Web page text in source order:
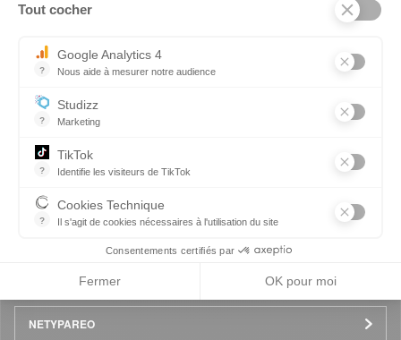
Tout cocher
?
Google Analytics 4
Nous aide à mesurer notre audience
?
Studizz
Marketing
?
TikTok
Identifie les visiteurs de TikTok
?
Cookies Technique
Il s'agit de cookies nécessaires à l'utilisation du site
Consentements certifiés par
Fermer OK pour moi
Menu
Pied
de
page
ESPACE ENTREPRISE
NOS FORMATIONS
CANDIDATER EN LIGNE
COMMUNICATION
ACTUALITÉS / ÉVÈNEMENTS
NETYPAREO